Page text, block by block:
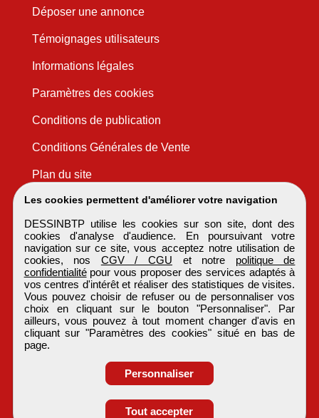
Obtenir ses
Les cookies permettent d'améliorer votre navigation
DESSINBTP utilise les cookies sur son site, dont des
cookies d'analyse d'audience. En poursuivant votre
navigation sur ce site, vous acceptez notre utilisation de
cookies, nos CGV / CGU et notre politique de
confidentialitépour vous proposer des services adaptés à
vos centres d'intérêt et réaliser des statistiques de visites.
Vous pouvez choisir de refuser ou de personnaliser vos
choix en cliquant sur le bouton "Personnaliser". Par
ailleurs, vous pouvez à tout moment changer d'avis en
cliquant sur "Paramètres des cookies" situé en bas de
page.
Personnaliser
Tout accepter
Déposer une annonce
Témoignages utilisateurs
Informations légales
Paramètres des cookies
Conditions de publication
Conditions Générales de Vente
Plan du site